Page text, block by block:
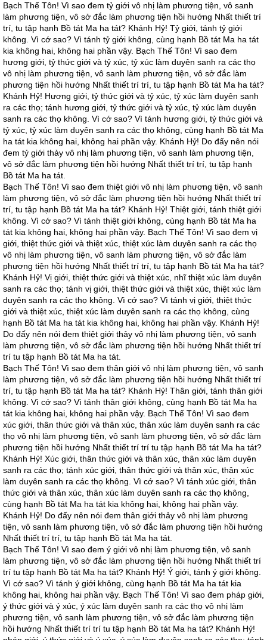
Bạch Thế Tôn! Vì sao đem tỷ giới vô nhị làm phương tiện, vô sanh
làm phương tiện, vô sở đắc làm phương tiện hồi hướng Nhất thiết trí
trí, tu tập hạnh Bồ tát Ma ha tát? Khánh Hỷ! Tỷ giới, tánh tỷ giới
không. Vì cớ sao? Vì tánh tỷ giới không, cùng hạnh Bồ tát Ma ha tát
kia không hai, không hai phần vậy. Bạch Thế Tôn! Vì sao đem
hương giới, tỷ thức giới và tỷ xúc, tỷ xúc làm duyên sanh ra các thọ
vô nhị làm phương tiện, vô sanh làm phương tiện, vô sở đắc làm
phương tiện hồi hướng Nhất thiết trí trí, tu tập hạnh Bồ tát Ma ha tát?
Khánh Hỷ! Hương giới, tỷ thức giới và tỷ xúc, tỷ xúc làm duyên sanh
ra các thọ; tánh hương giới, tỷ thức giới và tỷ xúc, tỷ xúc làm duyên
sanh ra các thọ không. Vì cớ sao? Vì tánh hương giới, tỷ thức giới và
tỷ xúc, tỷ xúc làm duyên sanh ra các thọ không, cùng hạnh Bồ tát Ma
ha tát kia không hai, không hai phần vậy. Khánh Hỷ! Do đấy nên nói
đem tỷ giới thảy vô nhị làm phương tiện, vô sanh làm phương tiện,
vô sở đắc làm phương tiện hồi hướng Nhất thiết trí trí, tu tập hạnh
Bồ tát Ma ha tát.
Bạch Thế Tôn! Vì sao đem thiệt giới vô nhị làm phương tiện, vô sanh
làm phương tiện, vô sở đắc làm phương tiện hồi hướng Nhất thiết trí
trí, tu tập hạnh Bồ tát Ma ha tát? Khánh Hỷ! Thiệt giới, tánh thiệt giới
không. Vì cớ sao? Vì tánh thiệt giới không, cùng hạnh Bồ tát Ma ha
tát kia không hai, không hai phần vậy. Bạch Thế Tôn! Vì sao đem vị
giới, thiệt thức giới và thiệt xúc, thiệt xúc làm duyên sanh ra các thọ
vô nhị làm phương tiện, vô sanh làm phương tiện, vô sở đắc làm
phương tiện hồi hướng Nhất thiết trí trí, tu tập hạnh Bồ tát Ma ha tát?
Khánh Hỷ! Vị giới, thiệt thức giới và thiệt xúc, nhĩ thiệt xúc làm duyên
sanh ra các thọ; tánh vị giới, thiệt thức giới và thiệt xúc, thiệt xúc làm
duyên sanh ra các thọ không. Vì cớ sao? Vì tánh vị giới, thiệt thức
giới và thiệt xúc, thiệt xúc làm duyên sanh ra các thọ không, cùng
hạnh Bồ tát Ma ha tát kia không hai, không hai phần vậy. Khánh Hỷ!
Do đấy nên nói đem thiệt giới thảy vô nhị làm phương tiện, vô sanh
làm phương tiện, vô sở đắc làm phương tiện hồi hướng Nhất thiết trí
trí tu tập hạnh Bồ tát Ma ha tát.
Bạch Thế Tôn! Vì sao đem thân giới vô nhị làm phương tiện, vô sanh
làm phương tiện, vô sở đắc làm phương tiện hồi hướng Nhất thiết trí
trí, tu tập hạnh Bồ tát Ma ha tát? Khánh Hỷ! Thân giới, tánh thân giới
không. Vì cớ sao? Vì tánh thân giới không, cùng hạnh Bồ tát Ma ha
tát kia không hai, không hai phần vậy. Bạch Thế Tôn! Vì sao đem
xúc giới, thân thức giới và thân xúc, thân xúc làm duyên sanh ra các
thọ vô nhị làm phương tiện, vô sanh làm phương tiện, vô sở đắc làm
phương tiện hồi hướng Nhất thiết trí trí tu tập hạnh Bồ tát Ma ha tát?
Khánh Hỷ! Xúc giới, thân thức giới và thân xúc, thân xúc làm duyên
sanh ra các thọ; tánh xúc giới, thân thức giới và thân xúc, thân xúc
làm duyên sanh ra các thọ không. Vì cớ sao? Vì tánh xúc giới, thân
thức giới và thân xúc, thân xúc làm duyên sanh ra các thọ không,
cùng hạnh Bồ tát Ma ha tát kia không hai, không hai phần vậy.
Khánh Hỷ! Do đấy nên nói đem thân giới thảy vô nhị làm phương
tiện, vô sanh làm phương tiện, vô sở đắc làm phương tiện hồi hướng
Nhất thiết trí trí, tu tập hạnh Bồ tát Ma ha tát.
Bạch Thế Tôn! Vì sao đem ý giới vô nhị làm phương tiện, vô sanh
làm phương tiện, vô sở đắc làm phương tiện hồi hướng Nhất thiết trí
trí tu tập hạnh Bồ tát Ma ha tát? Khánh Hỷ! Ý giới, tánh ý giới không.
Vì cớ sao? Vì tánh ý giới không, cùng hạnh Bồ tát Ma ha tát kia
không hai, không hai phần vậy. Bạch Thế Tôn! Vì sao đem pháp giới,
ý thức giới và ý xúc, ý xúc làm duyên sanh ra các thọ vô nhị làm
phương tiện, vô sanh làm phương tiện, vô sở đắc làm phương tiện
hồi hướng Nhất thiết trí trí tu tập hạnh Bồ tát Ma ha tát? Khánh Hỷ!